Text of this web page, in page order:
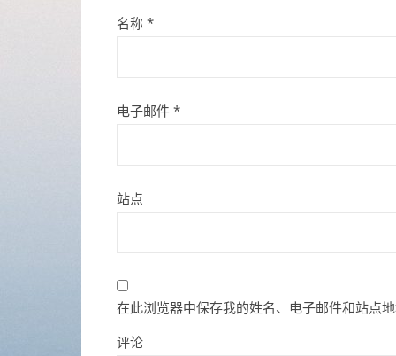
名称 *
电子邮件 *
站点
在此浏览器中保存我的姓名、电子邮件和站点
评论